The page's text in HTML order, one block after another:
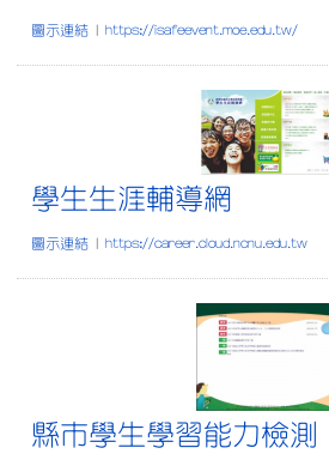
圖示連結 | https://isafeevent.moe.edu.tw/
學生生涯輔導網
圖示連結 | https://career.cloud.ncnu.edu.tw
縣市學生學習能力檢測